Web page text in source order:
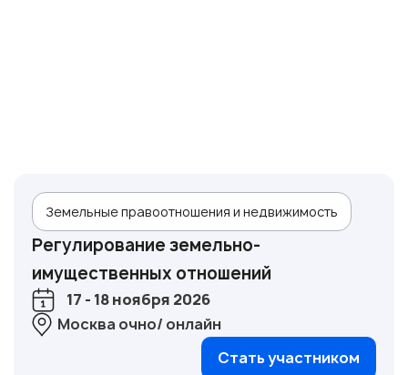
Земельные правоотношения и недвижимость
Регулирование земельно-
имущественных отношений
17 - 18 ноября 2026
Москва очно/ онлайн
Стать участником